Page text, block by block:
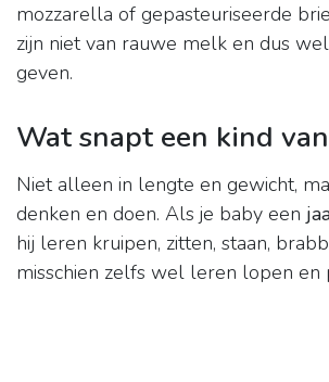
mozzarella of gepasteuriseerde
zijn niet van rauwe melk en dus
geven.
Wat snapt een kind
Niet alleen in lengte en gewicht,
denken en doen. Als je baby een
hij leren kruipen, zitten, staan,
misschien zelfs wel leren lopen en